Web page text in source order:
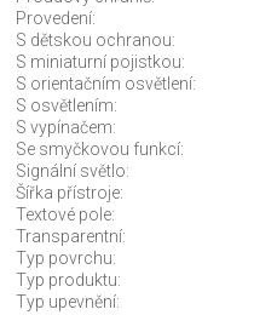
Provedení:
S dětskou ochranou:
S miniaturní pojistkou:
S orientačním osvětlení:
S osvětlením:
S vypínačem:
Se smyčkovou funkcí:
Signální světlo:
Šířka přístroje:
Textové pole:
Transparentní:
Typ povrchu:
Typ produktu:
Typ upevnění: